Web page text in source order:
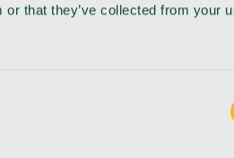
or that they’ve collected from your